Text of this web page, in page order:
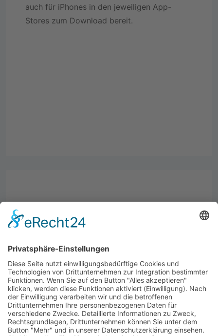
auch für iPhones in den jeweiligen App-
Stores zum Download bereit.
Hallo Freiheit! Zusammen über
Datenschutzerklärung Impressum